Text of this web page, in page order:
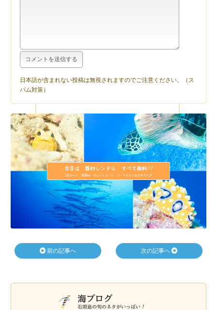
日本語が含まれない投稿は無視されますのでご注意ください。（ス
パム対策）
前の記事へ 次の記事へ